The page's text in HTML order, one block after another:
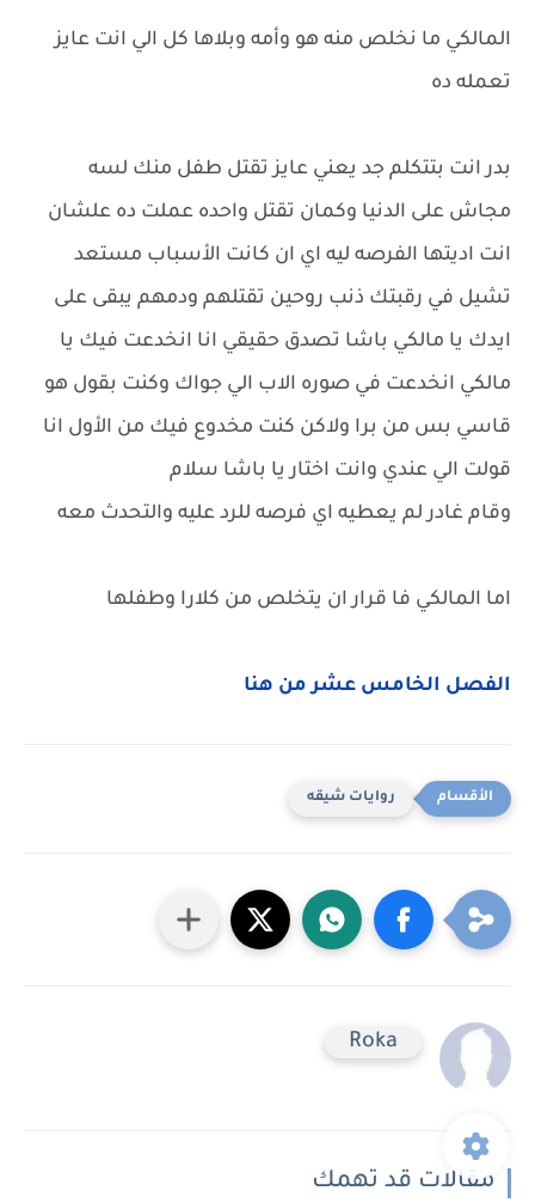
المالكي ما نخلص منه هو وأمه وبلاها كل الي انت عايز
تعمله ده
بدر انت بتتكلم جد يعني عايز تقتل طفل منك لسه
مجاش على الدنيا وكمان تقتل واحده عملت ده علشان
انت اديتها الفرصه ليه اي ان كانت الأسباب مستعد
تشيل في رقبتك ذنب روحين تقتلهم ودمهم يبقى على
ايدك يا مالكي باشا تصدق حقيقي انا انخدعت فيك يا
مالكي انخدعت في صوره الاب الي جواك وكنت بقول هو
قاسي بس من برا ولاكن كنت مخدوع فيك من الأول انا
قولت الي عندي وانت اختار يا باشا سلام
وقام غادر لم يعطيه اي فرصه للرد عليه والتحدث معه
اما المالكي فا قرار ان يتخلص من كلارا وطفلها
الفصل الخامس عشر من هنا
روايات شيقه
Roka
مقالات قد تهمك